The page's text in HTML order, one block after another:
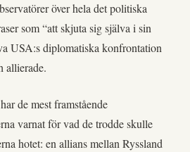
över hela det politiska
som “att skjuta sig själva i sin
USA:s diplomatiska konfrontation
allierade.
de mest framstående
varnat för vad de trodde skulle
hotet: en allians mellan Ryssland